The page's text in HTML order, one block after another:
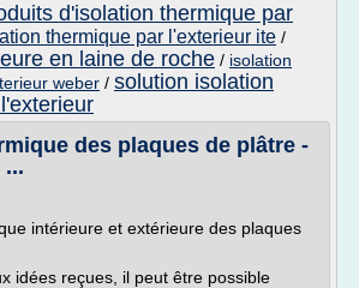
d'isolation thermique par
thermique par l'exterieur ite /
en laine de roche / isolation
weber / solution isolation
des plaques de plâtre -
intérieure et extérieure des plaques
idées reçues, il peut être possible